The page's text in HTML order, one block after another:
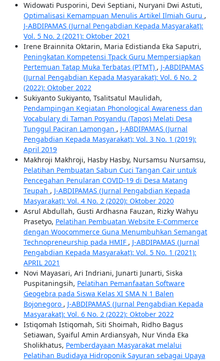
Widowati Pusporini, Devi Septiani, Nuryani Dwi Astuti,
Optimalisasi Kemampuan Menulis Artikel Ilmiah Guru ,
J-ABDIPAMAS (Jurnal Pengabdian Kepada Masyarakat):
Vol. 5 No. 2 (2021): Oktober 2021
Irene Brainnita Oktarin, Maria Edistianda Eka Saputri,
Peningkatan Kompetensi Tpack Guru Mempersiapkan
Pertemuan Tatap Muka Terbatas (PTMT) , J-ABDIPAMAS
(Jurnal Pengabdian Kepada Masyarakat): Vol. 6 No. 2
(2022): Oktober 2022
Sukiyanto Sukiyanto, Tsalitsatul Maulidah,
Pendampingan Kegiatan Phonological Awareness dan
Vocabulary di Taman Posyandu (Tapos) Melati Desa
Tunggul Paciran Lamongan , J-ABDIPAMAS (Jurnal
Pengabdian Kepada Masyarakat): Vol. 3 No. 1 (2019):
April 2019
Makhroji Makhroji, Hasby Hasby, Nursamsu Nursamsu,
Pelatihan Pembuatan Sabun Cuci Tangan Cair untuk
Pencegahan Penularan COVID-19 di Desa Matang
Teupah , J-ABDIPAMAS (Jurnal Pengabdian Kepada
Masyarakat): Vol. 4 No. 2 (2020): Oktober 2020
Asrul Abdullah, Gusti Ardhasna Fauzan, Rizky Wahyu
Prasetyo, Pelatihan Pembuatan Website E-Commerce
dengan Woocommerce Guna Menumbuhkan Semangat
Technopreneurship pada HMIF , J-ABDIPAMAS (Jurnal
Pengabdian Kepada Masyarakat): Vol. 5 No. 1 (2021):
APRIL 2021
Novi Mayasari, Ari Indriani, Junarti Junarti, Siska
Puspitaningsih, Pelatihan Pemanfaatan Software
Geogebra pada Siswa Kelas XI SMA N 1 Balen
Bojonegoro , J-ABDIPAMAS (Jurnal Pengabdian Kepada
Masyarakat): Vol. 6 No. 2 (2022): Oktober 2022
Istiqomah Istiqomah, Siti Shoimah, Ridho Bagus
Setiawan, Syaiful Amin Ardiansyah, Nur Vinda Eka
Sholikhatus, Pemberdayaan Masyarakat melalui
Pelatihan Budidaya Hidroponik Sayuran sebagai Upaya